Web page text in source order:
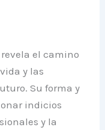
el camino
y las
Su forma y
indicios
y la